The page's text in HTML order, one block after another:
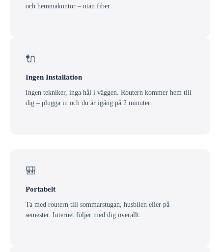
och hemmakontor – utan fiber.
🔌
Ingen Installation
Ingen tekniker, inga hål i väggen. Routern kommer hem till
dig – plugga in och du är igång på 2 minuter.
🎒
Portabelt
Ta med routern till sommarstugan, husbilen eller på
semester. Internet följer med dig överallt.